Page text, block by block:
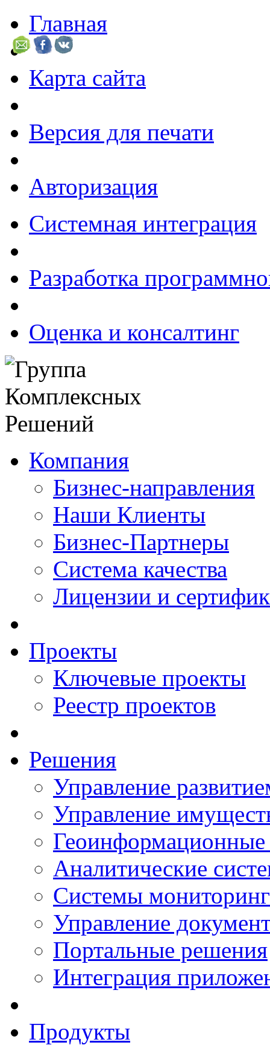
Главная
Карта сайта
Версия для печати
Авторизация
Системная интеграция
Разработка
Оценка и консалтинг
Компания
Бизнес-направления
Наши Клиенты
Бизнес-Партнеры
Система качества
Лицензии и
Проекты
Ключевые проекты
Реестр проектов
Решения
Управление
Управление
Аналитические
Системы
Управление
Портальные решения
Интеграция
Продукты